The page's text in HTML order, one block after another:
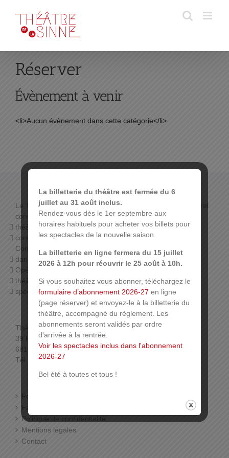
contenu
Réserver
Évènement à venir
<li>Aucun évènement dans cette catégorie</li>
Le THÉÂTRE DE LA SINNE propose un programme culturel
constitué de :
théâtre de boulevard,
concerts (orchestre symphonique de Mulhouse,
Conservatoire, harmonies…),
danse (Ballet du Rhin, associations),
Opéra,
théâtre jeune public,
spectacles associatifs…
Théâtre de la Sinne
39 Rue de la Sinne
68100 Mulhouse
Tél. : 03 89 33 78 01 (Billetterie)
Politique de confidentialité
Mentions légales
Contact
La billetterie du théâtre est fermée du 6
juillet au 31 août inclus.
Rendez-vous dès le 1er septembre aux
horaires habituels pour acheter vos billets pour
les spectacles de la nouvelle saison.
La billetterie en ligne fermera du 15 juillet
2026 à 12h pour réouvrir le 25 août à 10h.
Si vous souhaitez vous abonner, téléchargez le
formulaire d’abonnement 2026-27 en ligne
(page réserver) et envoyez-le à la billetterie du
théâtre, accompagné du règlement. Les
abonnements seront validés par ordre
d'arrivée à la rentrée.
Voir les spectacles inclus dans l'abonnement
2026-27
Bel été à toutes et tous !